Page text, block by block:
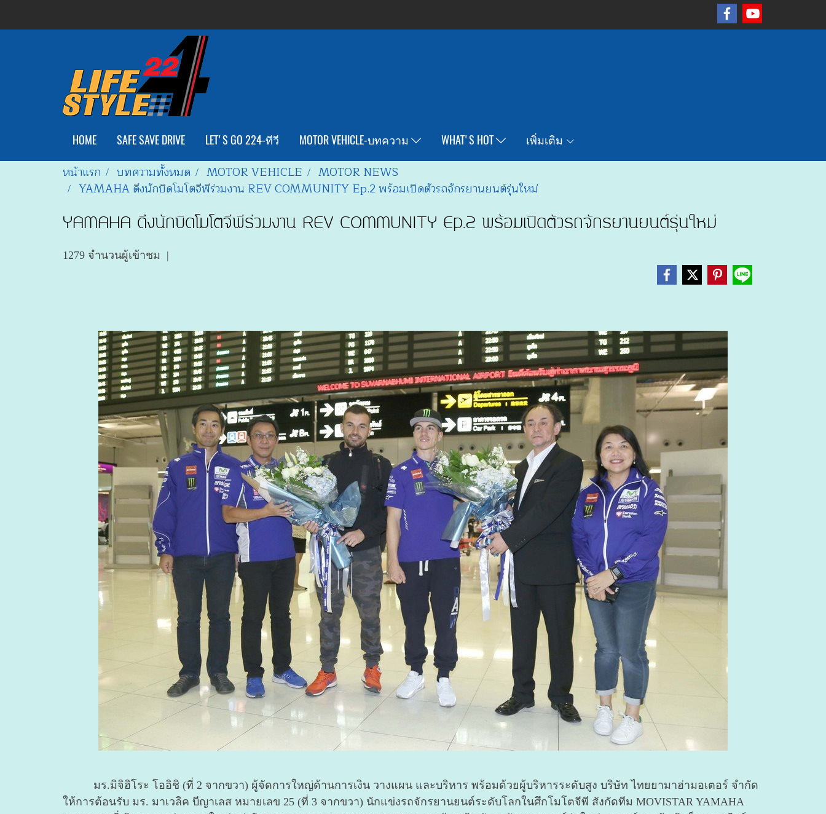
HOME SAFE SAVE DRIVE LET'S GO 224-ทีวี MOTOR VEHICLE-บทความ WHAT'S HOT เพิ่มเติม
หน้าแรก บทความทั้งหมด MOTOR VEHICLE
MOTOR NEWS
YAMAHA ดึงนักบิดโมโตจีพีร่วมงาน REV COMMUNITY Ep.2 พร้อมเปิดตัวรถจักรยานยนต์รุ่นใหม่
YAMAHA ดึงนักบิดโมโตจีพีร่วมงาน REV COMMUNITY Ep.2 พร้อมเปิดตัวรถจักรยานยนต์รุ่นใหม่
1279 จำนวนผู้เข้าชม |
มร.มิจิฮิโระ โออิชิ (ที่ 2 จากขวา) ผู้จัดการใหญ่ด้านการเงิน วางแผน และบริหาร พร้อมด้วยผู้บริหารระดับสูง บริษัท ไทยยามาฮ่ามอเตอร์ จำกัด
ให้การต้อนรับ มร. มาเวลิค บีญาเลส หมายเลข 25 (ที่ 3 จากขวา) นักแข่งรถจักรยานยนต์ระดับโลกในศึกโมโตจีพี สังกัดทีม MOVISTAR YAMAHA